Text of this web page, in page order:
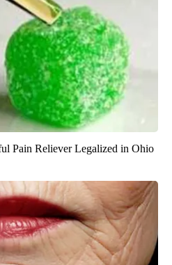
Pain Reliever Legalized in Ohio